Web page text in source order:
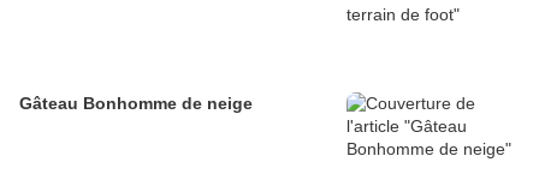
Gâteau Bonhomme de neige